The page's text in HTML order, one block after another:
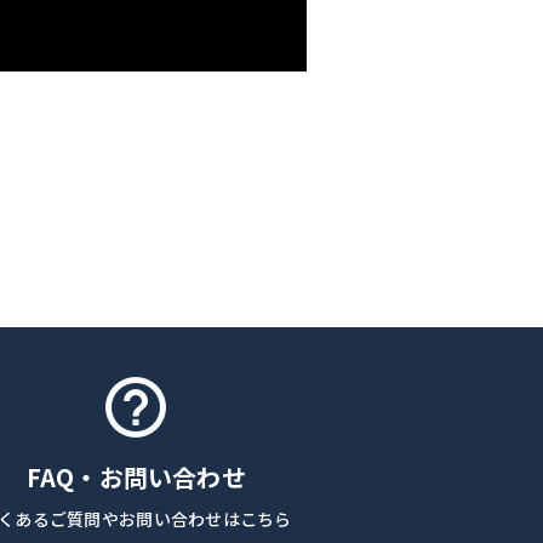
FAQ・お問い合わせ
あるご質問やお問い合わせはこちら